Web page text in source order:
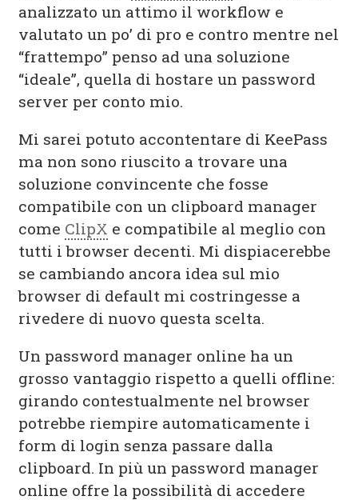
analizzato un attimo il workflow e
valutato un po’ di pro e contro mentre nel
“frattempo” penso ad una soluzione
“ideale”, quella di hostare un password
server per conto mio.
Mi sarei potuto accontentare di KeePass
ma non sono riuscito a trovare una
soluzione convincente che fosse
compatibile con un clipboard manager
come ClipX e compatibile al meglio con
tutti i browser decenti. Mi dispiacerebbe
se cambiando ancora idea sul mio
browser di default mi costringesse a
rivedere di nuovo questa scelta.
Un password manager online ha un
grosso vantaggio rispetto a quelli offline:
girando contestualmente nel browser
potrebbe riempire automaticamente i
form di login senza passare dalla
clipboard. In più un password manager
online offre la possibilità di accedere